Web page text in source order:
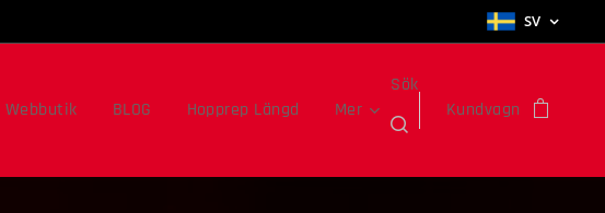
SV
Webbutik BLOG Hopprep Längd Mer
Sök
Kundvagn